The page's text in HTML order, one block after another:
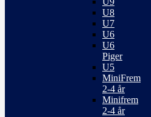
U8
U7
U6
U6
Piger
U5
MiniFrem
2-4 år
Minifrem
2-4 år